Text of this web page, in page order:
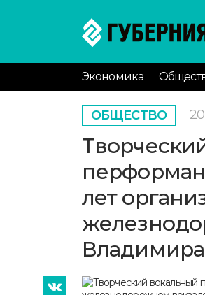
Экономика
ОБЩЕСТВО
лет
Владимира